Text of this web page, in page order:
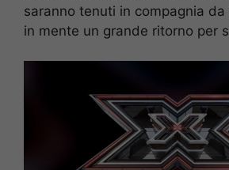
saranno tenuti in compagnia da
in mente un grande ritorno per